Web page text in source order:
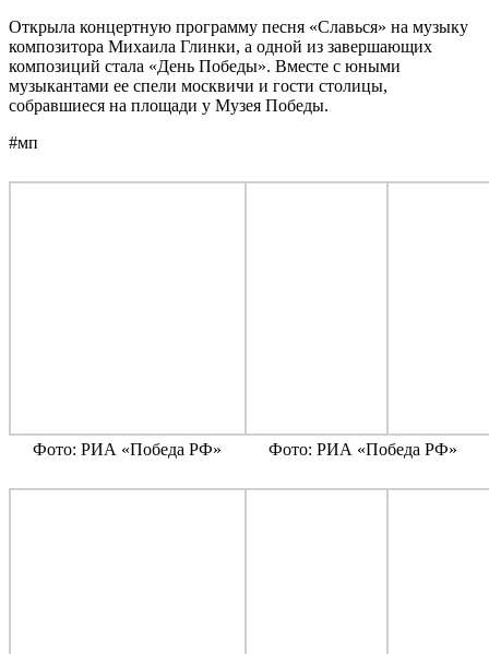
Открыла концертную программу песня «Славься» на музыку
композитора Михаила Глинки, а одной из завершающих
композиций стала «День Победы». Вместе с юными
музыкантами ее спели москвичи и гости столицы,
собравшиеся на площади у Музея Победы.
#мп
Фото: РИА «Победа РФ» Фото: РИА «Победа РФ»